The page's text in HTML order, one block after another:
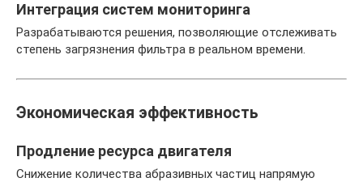
Интеграция систем мониторинга
Разрабатываются решения, позволяющие отслеживать
степень загрязнения фильтра в реальном времени.
Экономическая эффективность
Продление ресурса двигателя
Снижение количества абразивных частиц напрямую